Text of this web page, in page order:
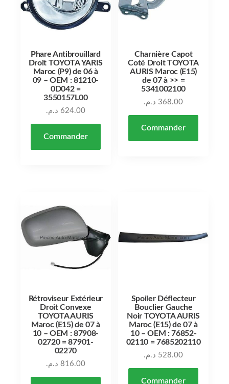
Phare Antibrouillard
Droit TOYOTA YARIS
Maroc (P9) de 06 à
09 – OEM : 81210-
0D042 =
3550157L00
624.00 د.م.
Commander
Charnière Capot
Coté Droit TOYOTA
AURIS Maroc (E15)
de 07 à >> =
5341002100
368.00 د.م.
Commander
Rétroviseur Extérieur
Droit Convexe
TOYOTA AURIS
Maroc (E15) de 07 à
10 – OEM : 87908-
02720 = 87901-
02270
816.00 د.م.
Spoiler Déflecteur
Bouclier Gauche
Noir TOYOTA AURIS
Maroc (E15) de 07 à
10 – OEM : 76852-
02110 = 7685202110
528.00 د.م.
Commander